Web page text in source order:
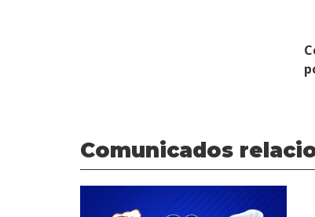
Comunicados